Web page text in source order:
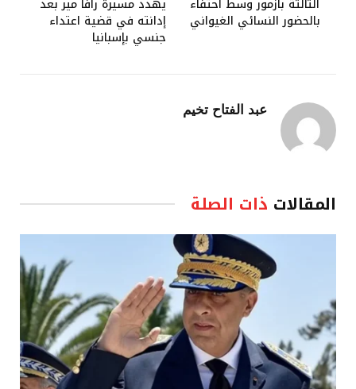
بالحضور النسائي الغيواني إدانته في قضية اعتداء
جنسي بإسبانيا
عبد الفتاح تخيم
المقالات ذات الصلة